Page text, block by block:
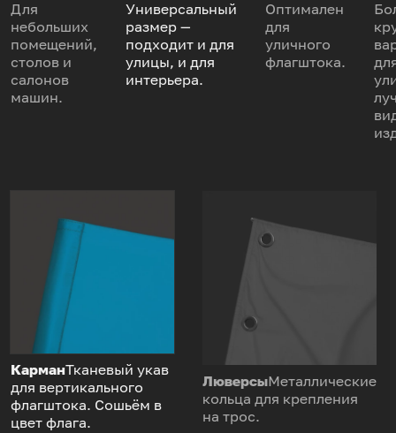
Для
небольших
помещений,
столов и
салонов
машин.
Универсальный
размер —
подходит и для
улицы, и для
интерьера.
Оптимален
для
уличного
флагштока.
КарманТканевый укав
для вертикального
флагштока. Сошьём в
цвет флага.
ЛюверсыМеталлические
кольца для крепления
на трос.